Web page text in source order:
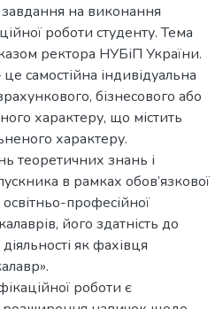
на виконання
роботи студенту. Тема
ректора НУБіП України.
самостійна індивідуальна
бізнесового або
характеру, що містить
характеру.
теоретичних знань і
в рамках обов’язкової
професійної
його здатність до
як фахівця
роботи є